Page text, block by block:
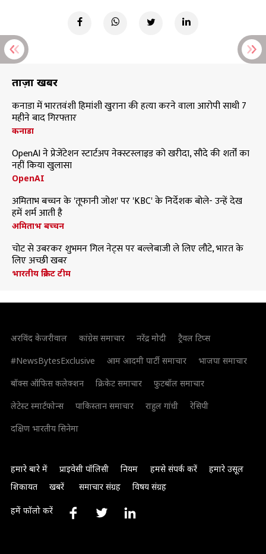
ताज़ा खबरें
कनाडा में भारतवंशी हिमांशी खुराना की हत्या करने वाला आरोपी साथी 7
महीने बाद गिरफ्तार
कनाडा
OpenAI ने प्रेजेंटेशन स्टार्टअप नेक्स्टस्लाइड को खरीदा, सौदे की शर्तों का
नहीं किया खुलासा
OpenAI
अमिताभ बच्चन के 'तूफानी जोश' पर 'KBC' के निर्देशक बोले- उन्हें देख
हमें शर्म आती है
अमिताभ बच्चन
चोट से उबरकर शुभमन गिल नेट्स पर बल्लेबाजी ले लिए लौटे, भारत के
लिए अच्छी खबर
भारतीय क्रिकेट टीम
अरविंद केजरीवाल कांग्रेस समाचार नरेंद्र मोदी
ट्रैवल टिप्स
#NewsBytesExclusive
आम आदमी पार्टी समाचार
भाजपा समाचार
बॉक्स ऑफिस कलेक्शन
क्रिकेट समाचार
फुटबॉल समाचार
लेटेस्ट स्मार्टफोन्स
पाकिस्तान समाचार राहुल गांधी
रेसिपी
दक्षिण भारतीय सिनेमा
हमारे बारे में प्राइवेसी पॉलिसी नियम हमसे संपर्क करें
हमारे उसूल
शिकायत
खबरें समाचार संग्रह विषय संग्रह
हमें फॉलो करें